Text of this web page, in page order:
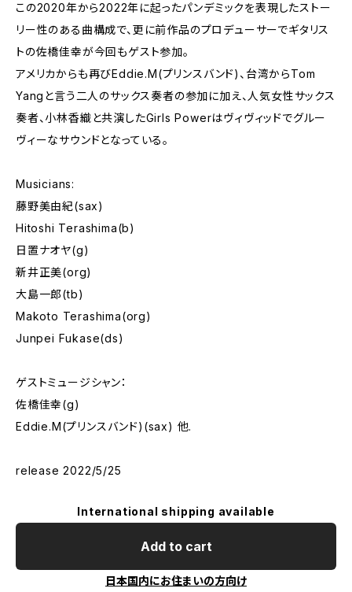
この2020年から2022年に起ったパンデミックを表現したストー
リー性のある曲構成で、更に前作品のプロデューサーでギタリス
トの佐橋佳幸が今回もゲスト参加。
アメリカからも再びEddie.M(プリンスバンド)、台湾からTom
Yangと言う二人のサックス奏者の参加に加え、人気女性サックス
奏者、小林香織と共演したGirls Powerはヴィヴィッドでグルー
ヴィーなサウンドとなっている。
Musicians:
藤野美由紀(sax)
Hitoshi Terashima(b)
日置ナオヤ(g)
新井正美(org)
大島一郎(tb)
Makoto Terashima(org)
Junpei Fukase(ds)
ゲストミュージシャン：
佐橋佳幸(g)
Eddie.M(プリンスバンド)(sax) 他.
release 2022/5/25
International shipping available
Add to cart
日本国内にお住まいの方向け